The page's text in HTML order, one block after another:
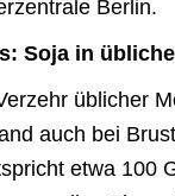
Berlin.
Soja in
üblicher
auch bei
etwa 100